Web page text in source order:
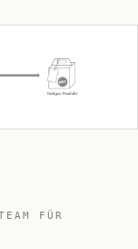
FÜR